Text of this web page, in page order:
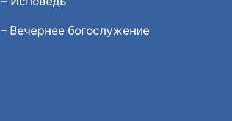
– Вечернее богослужение